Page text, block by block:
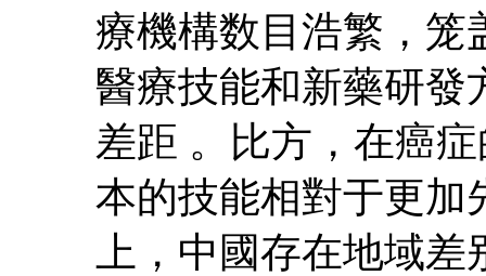
療機構数目浩繁，笼
醫療技能和新藥研發
差距 。比方，在癌
本的技能相對于更加
上，中國存在地域